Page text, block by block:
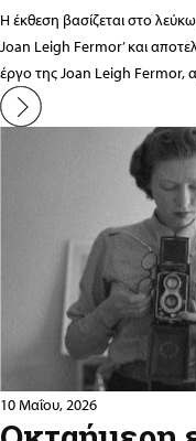
Η έκθεση βασίζεται στο
Joan Leigh Fermor’ και
έργο της Joan Leigh Fermor,
10 Μαΐου, 2026